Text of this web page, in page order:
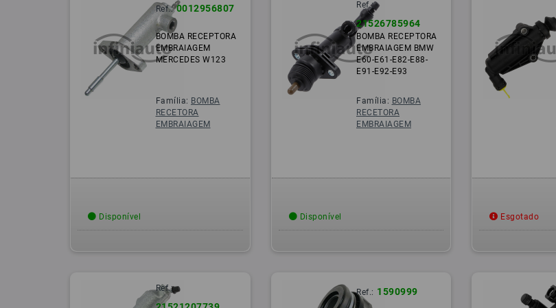
Ref.: 0012956807
BOMBA RECEPTORA
EMBRAIAGEM
MERCEDES W123
Família: BOMBA
RECETORA
EMBRAIAGEM
Disponível
Ref.:
21526785964
BOMBA RECEPTORA
EMBRAIAGEM BMW
E60-E61-E82-E88-
E91-E92-E93
Família: BOMBA
RECETORA
EMBRAIAGEM
Disponível Esgotado
Ref.: Ref.: 1590999